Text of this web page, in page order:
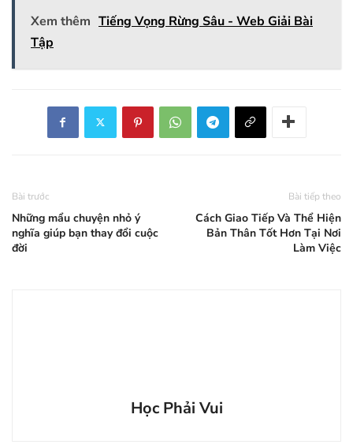
Xem thêm Tiếng Vọng Rừng Sâu - Web Giải Bài
Tập
Bài trước
Những mẩu chuyện nhỏ ý
nghĩa giúp bạn thay đổi cuộc
đời
Bài tiếp theo
Cách Giao Tiếp Và Thể Hiện
Bản Thân Tốt Hơn Tại Nơi
Làm Việc
Học Phải Vui